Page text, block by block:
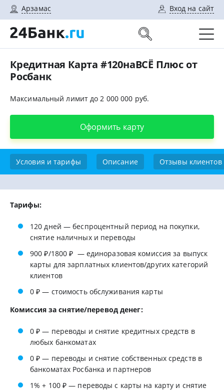
Арзамас Вход на сайт
Кредитная Карта #120наВСЁ Плюс от
Росбанк
Максимальный лимит до 2 000 000 руб.
Оформить карту
Условия и тарифы Описание Отзывы клиентов
Тарифы:
120 дней — беспроцентный период на покупки,
снятие наличных и переводы
900 ₽/1800 ₽ — единоразовая комиссия за выпуск
карты для зарплатных клиентов/других категорий
клиентов
0 ₽ — стоимость обслуживания карты
Комиссия за снятие/перевод денег:
0 ₽ — переводы и снятие кредитных средств в
любых банкоматах
0 ₽ — переводы и снятие собственных средств в
банкоматах Росбанка и партнеров
1% + 100 ₽ — переводы с карты на карту и снятие